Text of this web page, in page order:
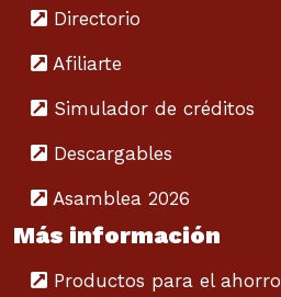
Directorio
Afiliarte
Simulador de créditos
Descargables
Asamblea 2026
Más información
Productos para el ahorro